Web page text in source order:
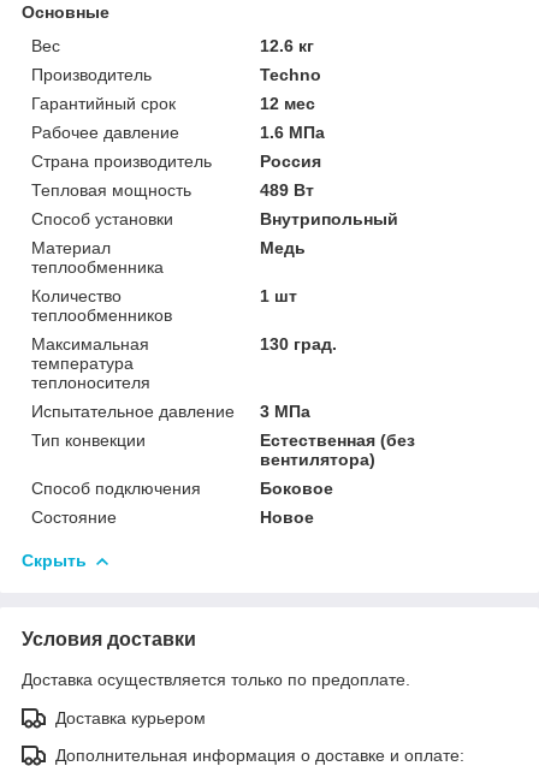
Основные
Вес
12.6 кг
Производитель
Techno
Гарантийный срок
12 мес
Рабочее давление
1.6 МПа
Страна производитель
Россия
Тепловая мощность
489 Вт
Способ установки
Внутрипольный
Материал
теплообменника
Медь
Количество
теплообменников
1 шт
Максимальная
температура
теплоносителя
130 град.
Испытательное давление
3 МПа
Тип конвекции
Естественная (без
вентилятора)
Способ подключения
Боковое
Состояние
Новое
Скрыть
Условия доставки
Доставка осуществляется только по предоплате.
Доставка курьером
Дополнительная информация о доставке и оплате: